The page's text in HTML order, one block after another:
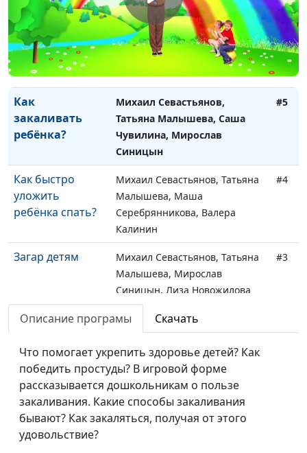
детей
Ронжина, Мирослав Синицын
Чистота - залог
здоровья
Михаил Севастьянов, Татьяна
Малышева, Василиса
Харинова, Мирослав Синицын
#6
Как
закаливать
ребёнка?
Михаил Севастьянов,
Татьяна Малышева, Саша
Чувилина, Мирослав
Синицын
#5
Как быстро
уложить
ребёнка спать?
Михаил Севастьянов, Татьяна
Малышева, Маша
Серебрянникова, Валера
Калинин
#4
Загар детям
Михаил Севастьянов, Татьяна
Малышева, Мирослав
Синицын, Лиза Новожилова
#3
Если ребёнок не
Михаил Севастьянов, Татьяна
Малышева, Мирослав
Синицын, Лиза Новожилова
Вода в жизни
ребёнка
Михаил Севастьянов, Татьяна
Малышева, Матвей Коржос,
Описание програмы Скачать
Что помогает укрепить здоровье детей? Как
победить простуды? В игровой форме
рассказывается дошкольникам о пользе
закаливания. Какие способы закаливания
бывают? Как закаляться, получая от этого
удовольствие?